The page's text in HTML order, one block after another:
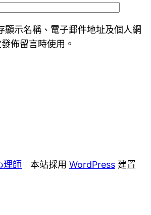
顯示名稱、電子郵件地址及個人網
佈留言時使用。
理師 本站採用 WordPress建置